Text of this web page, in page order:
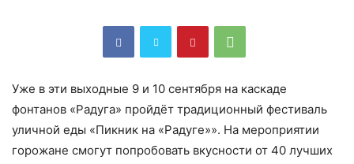
Уже в эти выходные 9 и 10 сентября на каскаде
фонтанов «Радуга» пройдёт традиционный фестиваль
уличной еды «Пикник на «Радуге»». На мероприятии
горожане смогут попробовать вкусности от 40 лучших